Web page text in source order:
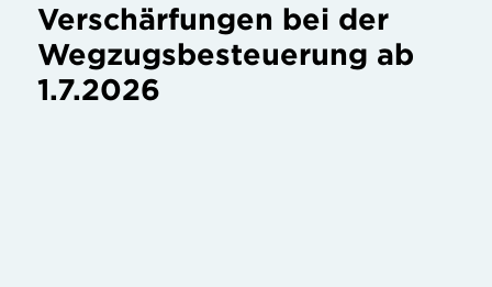
Verschärfungen bei der
Wegzugsbesteuerung ab
1.7.2026